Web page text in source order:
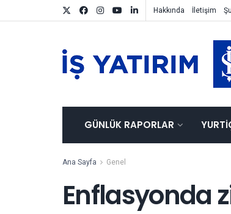
Hakkında İletişim
GÜNLÜK RAPORLAR
Ana Sayfa Genel
Enflasyonda